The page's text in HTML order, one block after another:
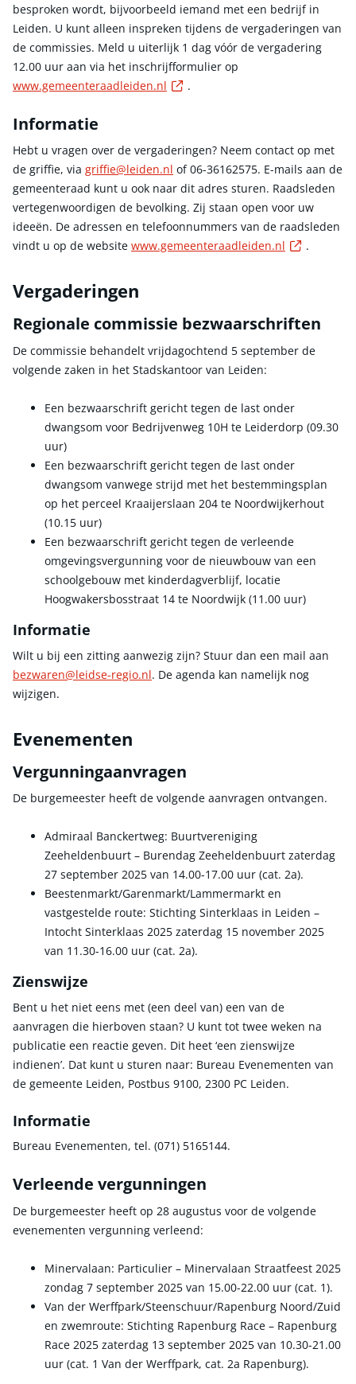
besproken wordt, bijvoorbeeld iemand met een bedrijf in
Leiden. U kunt alleen inspreken tijdens de vergaderingen van
de commissies. Meld u uiterlijk 1 dag vóór de vergadering
12.00 uur aan via het inschrijfformulier op
www.gemeenteraadleiden.nl
Externe link
.
Informatie
Hebt u vragen over de vergaderingen? Neem contact op met
de griffie, via griffie@leiden.nl of 06-36162575. E-mails aan de
gemeenteraad kunt u ook naar dit adres sturen. Raadsleden
vertegenwoordigen de bevolking. Zij staan open voor uw
ideeën. De adressen en telefoonnummers van de raadsleden
vindt u op de website www.gemeenteraadleiden.nl Externe
.
Vergaderingen
Regionale commissie bezwaarschriften
De commissie behandelt vrijdagochtend 5 september de
volgende zaken in het Stadskantoor van Leiden:
Een bezwaarschrift gericht tegen de last onder
dwangsom voor Bedrijvenweg 10H te Leiderdorp (09.30
uur)
Een bezwaarschrift gericht tegen de last onder
dwangsom vanwege strijd met het bestemmingsplan
op het perceel Kraaijerslaan 204 te Noordwijkerhout
(10.15 uur)
Een bezwaarschrift gericht tegen de verleende
omgevingsvergunning voor de nieuwbouw van een
schoolgebouw met kinderdagverblijf, locatie
Hoogwakersbosstraat 14 te Noordwijk (11.00 uur)
Informatie
Wilt u bij een zitting aanwezig zijn? Stuur dan een mail aan
bezwaren@leidse-regio.nl. De agenda kan namelijk nog
wijzigen.
Evenementen
Vergunningaanvragen
De burgemeester heeft de volgende aanvragen ontvangen.
Admiraal Banckertweg: Buurtvereniging
Zeeheldenbuurt – Burendag Zeeheldenbuurt zaterdag
27 september 2025 van 14.00-17.00 uur (cat. 2a).
Beestenmarkt/Garenmarkt/Lammermarkt en
vastgestelde route: Stichting Sinterklaas in Leiden –
Intocht Sinterklaas 2025 zaterdag 15 november 2025
van 11.30-16.00 uur (cat. 2a).
Zienswijze
Bent u het niet eens met (een deel van) een van de
aanvragen die hierboven staan? U kunt tot twee weken na
publicatie een reactie geven. Dit heet ‘een zienswijze
indienen’. Dat kunt u sturen naar: Bureau Evenementen van
de gemeente Leiden, Postbus 9100, 2300 PC Leiden.
Informatie
Bureau Evenementen, tel. (071) 5165144.
Verleende vergunningen
De burgemeester heeft op 28 augustus voor de volgende
evenementen vergunning verleend:
Minervalaan: Particulier – Minervalaan Straatfeest 2025
zondag 7 september 2025 van 15.00-22.00 uur (cat. 1).
Van der Werffpark/Steenschuur/Rapenburg Noord/Zuid
en zwemroute: Stichting Rapenburg Race – Rapenburg
Race 2025 zaterdag 13 september 2025 van 10.30-21.00
uur (cat. 1 Van der Werffpark, cat. 2a Rapenburg).